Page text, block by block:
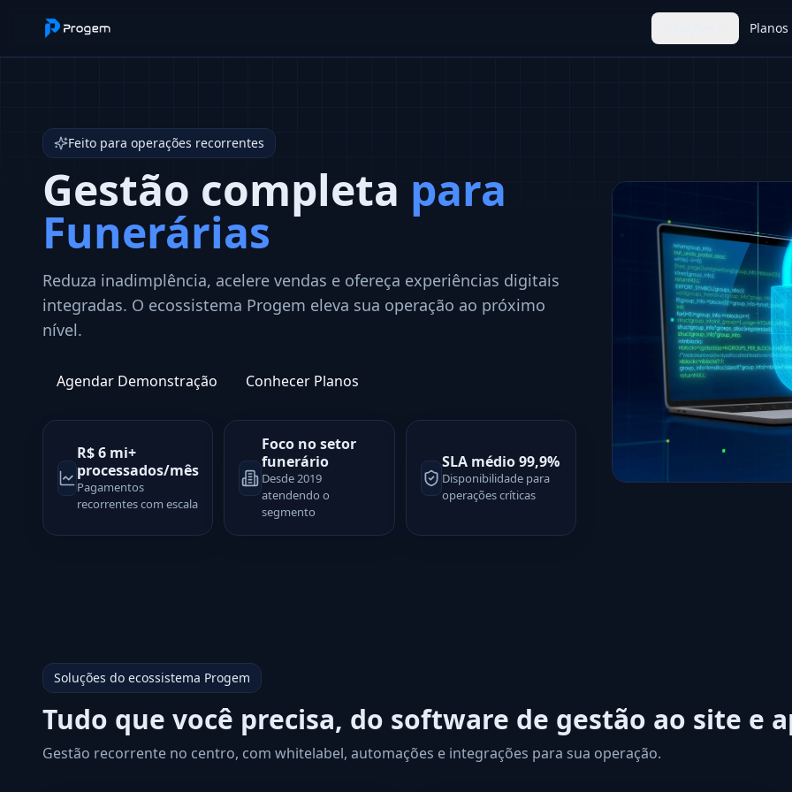
Planos
Feito para operações recorrentes
Gestão completa para
Funerárias
Reduza inadimplência, acelere vendas e ofereça experiências digitais
integradas. O ecossistema Progem eleva sua operação ao próximo
nível.
Agendar Demonstração Conhecer Planos
R$ 6 mi+
processados/mês
Pagamentos
recorrentes com escala
Foco no setor
funerário
Desde 2019
atendendo o
segmento
SLA médio 99,9%
Disponibilidade para
operações críticas
Soluções do ecossistema Progem
Tudo que você precisa, do software de gestão ao site e
Gestão recorrente no centro, com whitelabel, automações e integrações para sua operação.